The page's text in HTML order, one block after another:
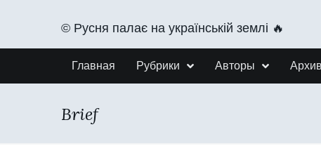
©️ Русня палає на українській землі 🔥
Главная Рубрики Авторы Архив
Brief